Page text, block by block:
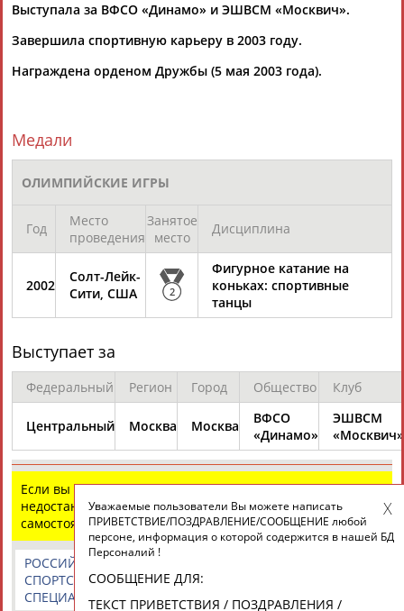
Вопросы сотрудничества и совместной деятельностиinform@infosport.ru
© Стадион, 1998-2026
Разработка и поддержка ООО НАИТ «Стадион»
Адресов в новостной рассылке: 997
Выступала за ВФСО «Динамо» и ЭШВСМ «Москвич».
Завершила спортивную карьеру в 2003 году.
Награждена орденом Дружбы (5 мая 2003 года).
Медали
ОЛИМПИЙСКИЕ ИГРЫ
Год
Место
проведения
Занятое
место
Дисциплина
2002
Солт-Лейк-
Сити, США
2
Фигурное катание на
коньках: спортивные
танцы
Выступает за
Федеральный Регион Город Общество Клуб
Центральный Москва Москва
ВФСО
«Динамо»
ЭШВСМ
«Москвич»
Если вы нашли ошибку в данных или имеете
недостающую информацию, внесите изменения
самостоятельно
КОММЕНТАРИИ
СПОРТИВНЫЕ
ОРГАНИЗАЦИИ
РОССИЙСКИЕ
СПОРТСМЕНЫ,
СПЕЦИАЛИСТЫ
Уважаемые пользователи Вы можете написать
ПРИВЕТСТВИЕ/ПОЗДРАВЛЕНИЕ/СООБЩЕНИЕ любой
персоне, информация о которой содержится в нашей БД
Персоналий !
СООБЩЕНИЕ ДЛЯ:
ТЕКСТ ПРИВЕТСТВИЯ / ПОЗДРАВЛЕНИЯ /